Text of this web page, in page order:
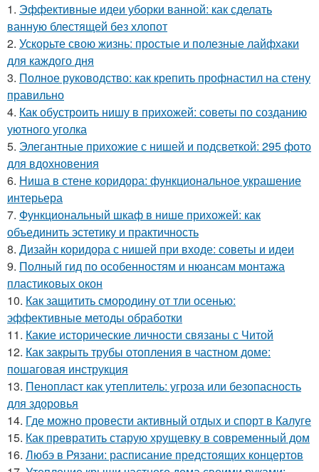
1. Эффективные идеи уборки ванной: как сделать
ванную блестящей без хлопот
2. Ускорьте свою жизнь: простые и полезные лайфхаки
для каждого дня
3. Полное руководство: как крепить профнастил на стену
правильно
4. Как обустроить нишу в прихожей: советы по созданию
уютного уголка
5. Элегантные прихожие с нишей и подсветкой: 295 фото
для вдохновения
6. Ниша в стене коридора: функциональное украшение
интерьера
7. Функциональный шкаф в нише прихожей: как
объединить эстетику и практичность
8. Дизайн коридора с нишей при входе: советы и идеи
9. Полный гид по особенностям и нюансам монтажа
пластиковых окон
10. Как защитить смородину от тли осенью:
эффективные методы обработки
11. Какие исторические личности связаны с Читой
12. Как закрыть трубы отопления в частном доме:
пошаговая инструкция
13. Пенопласт как утеплитель: угроза или безопасность
для здоровья
14. Где можно провести активный отдых и спорт в Калуге
15. Как превратить старую хрущевку в современный дом
16. Любэ в Рязани: расписание предстоящих концертов